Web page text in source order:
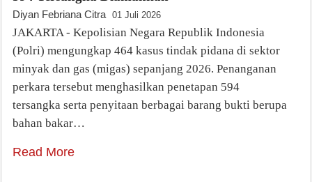
Diyan Febriana Citra 01 Juli 2026
JAKARTA - Kepolisian Negara Republik Indonesia
(Polri) mengungkap 464 kasus tindak pidana di sektor
minyak dan gas (migas) sepanjang 2026. Penanganan
perkara tersebut menghasilkan penetapan 594
tersangka serta penyitaan berbagai barang bukti berupa
bahan bakar…
Read More